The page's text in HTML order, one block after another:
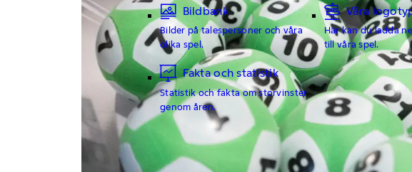
Bildbank
Bilder på talespersoner och våra
olika spel.
Våra
Här kan du ladda
till våra spel.
Fakta och statistik
Statistik och fakta om storvinster
genom åren.